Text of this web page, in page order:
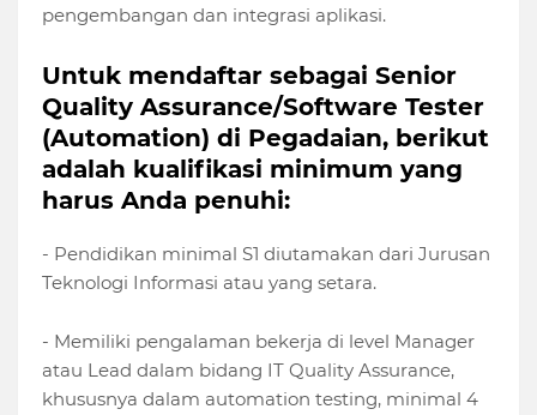
pengembangan dan integrasi aplikasi.
Untuk mendaftar sebagai Senior
Quality Assurance/Software Tester
(Automation) di Pegadaian, berikut
adalah kualifikasi minimum yang
harus Anda penuhi:
- Pendidikan minimal S1 diutamakan dari Jurusan
Teknologi Informasi atau yang setara.
- Memiliki pengalaman bekerja di level Manager
atau Lead dalam bidang IT Quality Assurance,
khususnya dalam automation testing, minimal 4